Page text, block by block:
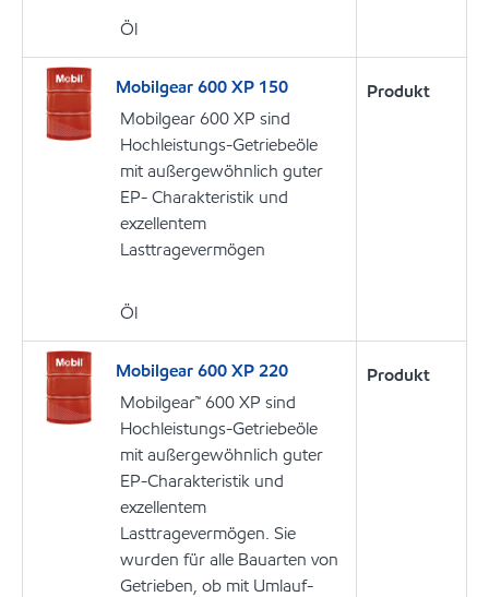
Öl
Mobilgear 600 XP 150
Mobilgear 600 XP sind
Hochleistungs-Getriebeöle
mit außergewöhnlich guter
EP- Charakteristik und
exzellentem
Lasttragevermögen
Öl
Produkt
Mobilgear 600 XP 220
Mobilgear™ 600 XP sind
Hochleistungs-Getriebeöle
mit außergewöhnlich guter
EP-Charakteristik und
exzellentem
Lasttragevermögen. Sie
wurden für alle Bauarten von
Getrieben, ob mit Umlauf-
Produkt